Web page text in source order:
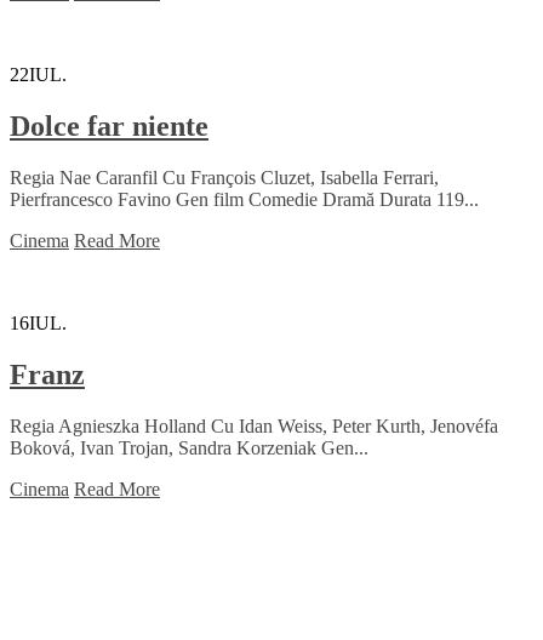
22IUL.
Dolce far niente
Regia Nae Caranfil Cu François Cluzet, Isabella Ferrari,
Pierfrancesco Favino Gen film Comedie Dramă Durata 119...
Cinema Read More
16IUL.
Franz
Regia Agnieszka Holland Cu Idan Weiss, Peter Kurth, Jenovéfa
Boková, Ivan Trojan, Sandra Korzeniak Gen...
Cinema Read More